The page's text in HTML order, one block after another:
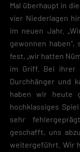
Mal überhaupt in
vier Niederlagen
im neuen Jahr.
gewonnen
fest, „wir hatten
im Griff. Bei ihrer
Durchhänger und
haben wir heute
hochklassiges
sehr
geschafft, uns
weitergeführt. Wir